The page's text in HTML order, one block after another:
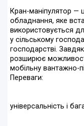
Кран-маніпулятор —
обладнання, яке
використовується
у сільському
господарстві.
розширює
мобільну вантажно-
Переваги:
універсальність і